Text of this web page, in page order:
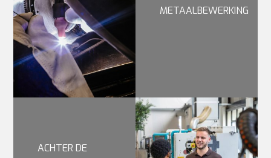
METAALBEWERKING
ACHTER DE